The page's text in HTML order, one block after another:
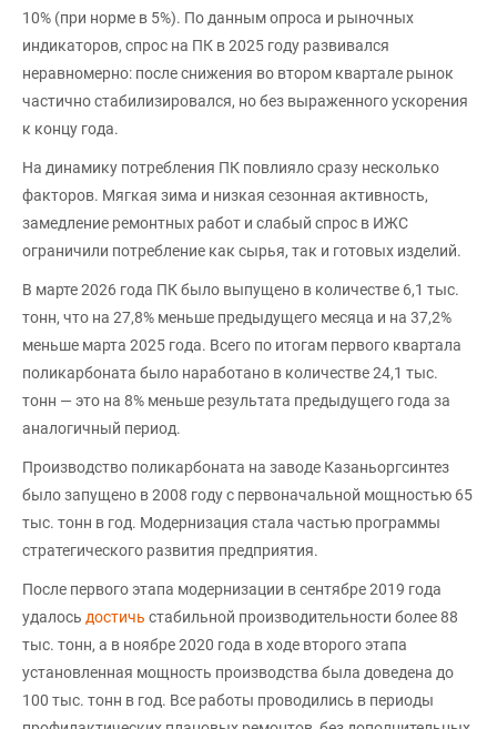
10% (при норме в 5%). По данным опроса и рыночных
индикаторов, спрос на ПК в 2025 году развивался
неравномерно: после снижения во втором квартале рынок
частично стабилизировался, но без выраженного ускорения
к концу года.
На динамику потребления ПК повлияло сразу несколько
факторов. Мягкая зима и низкая сезонная активность,
замедление ремонтных работ и слабый спрос в ИЖС
ограничили потребление как сырья, так и готовых изделий.
В марте 2026 года ПК было выпущено в количестве 6,1 тыс.
тонн, что на 27,8% меньше предыдущего месяца и на 37,2%
меньше марта 2025 года. Всего по итогам первого квартала
поликарбоната было наработано в количестве 24,1 тыс.
тонн — это на 8% меньше результата предыдущего года за
аналогичный период.
Производство поликарбоната на заводе Казаньоргсинтез
было запущено в 2008 году с первоначальной мощностью 65
тыс. тонн в год. Модернизация стала частью программы
стратегического развития предприятия.
После первого этапа модернизации в сентябре 2019 года
удалось достичь стабильной производительности более 88
тыс. тонн, а в ноябре 2020 года в ходе второго этапа
установленная мощность производства была доведена до
100 тыс. тонн в год. Все работы проводились в периоды